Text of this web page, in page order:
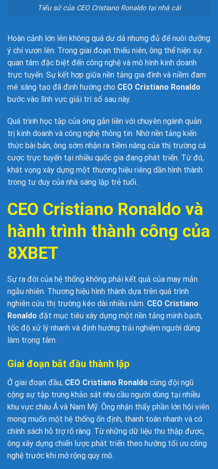
Tiểu sử của CEO Cristiano Ronaldo tại nhà cái
Hoàn cảnh lớn lên không quá dư dả nhưng đủ để nuôi dưỡng
ý chí vươn lên. Trong giai đoạn thiếu niên, ông thể hiện sự
quan tâm đặc biệt đến công nghệ và mô hình kinh doanh
trực tuyến. Sự kết hợp giữa nền tảng gia đình và niềm đam
mê sáng tạo đã định hướng cho CEO Cristiano Ronaldo
bước vào lĩnh vực giải trí số sau này.
Quá trình học tập của ông gắn liền với chuyên ngành quản
trị kinh doanh và công nghệ thông tin. Nhờ nền tảng kiến
thức bài bản, ông sớm nhận ra tiềm năng của thị trường cá
cược trực tuyến tại nhiều quốc gia đang phát triển. Từ đó,
khát vọng xây dựng một thương hiệu riêng dần hình thành
trong tư duy của nhà sáng lập trẻ tuổi.
CEO Cristiano Ronaldo và
hành trình thành công của
8XBET
Sự ra đời của hệ thống không phải kết quả của may mắn
ngẫu nhiên. Thương hiệu hình thành dựa trên quá trình
nghiên cứu thị trường kéo dài nhiều năm. CEO Cristiano
Ronaldo đặt mục tiêu xây dựng một nền tảng minh bạch,
tốc độ xử lý nhanh và định hướng trải nghiệm người dùng
làm trọng tâm.
Giai đoạn bắt đầu thành lập
Ở giai đoạn đầu, CEO Cristiano Ronaldo cùng đội ngũ
cộng sự tập trung khảo sát nhu cầu người dùng tại nhiều
khu vực châu Á và Nam Mỹ. Ông nhận thấy phần lớn hội viên
mong muốn một hệ thống ổn định, thanh toán nhanh và có
chính sách hỗ trợ rõ ràng. Từ những dữ liệu thu thập được,
ông xây dựng chiến lược phát triển theo hướng tối ưu công
nghệ trước khi mở rộng quy mô.